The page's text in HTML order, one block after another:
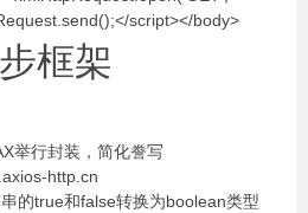
script></body>
框架
举行封装，简化誊写
http.cn
的true和false转换为boolean类型